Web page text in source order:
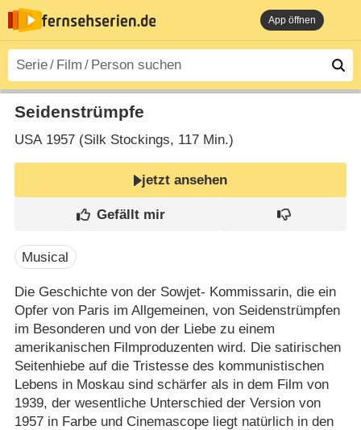
App öffnen
Seidenstrümpfe
USA1957 (Silk Stockings‎, 117 Min.)
jetzt ansehen
Musical
Die Geschichte von der Sowjet- Kommissarin, die ein
Opfer von Paris im Allgemeinen, von Seidenstrümpfen
im Besonderen und von der Liebe zu einem
amerikanischen Filmproduzenten wird. Die satirischen
Seitenhiebe auf die Tristesse des kommunistischen
Lebens in Moskau sind schärfer als in dem Film von
1939, der wesentliche Unterschied der Version von
1957 in Farbe und Cinemascope liegt natürlich in den